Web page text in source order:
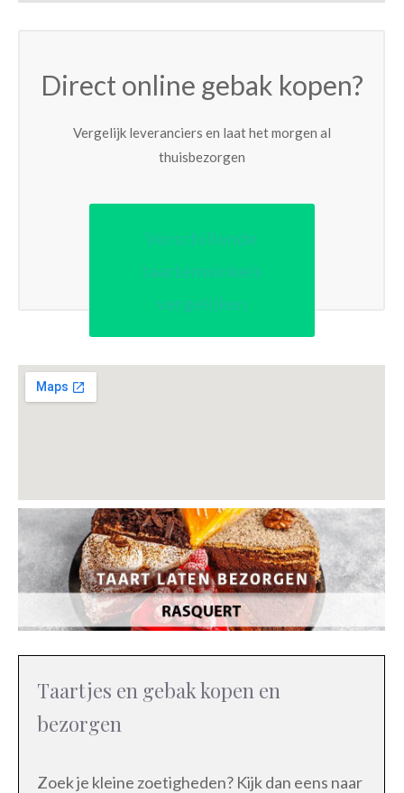
Direct online gebak kopen?
Vergelijk leveranciers en laat het morgen al
thuisbezorgen
Verschillende
taartenwinkels
vergelijken
Taartjes en gebak kopen en
bezorgen
Zoek je kleine zoetigheden? Kijk dan eens naar